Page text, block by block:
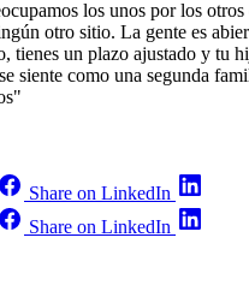
los unos por los otros
otro sitio. La gente es
tienes un plazo ajustado y tu
siente como una segunda
Share on LinkedIn
Share on LinkedIn